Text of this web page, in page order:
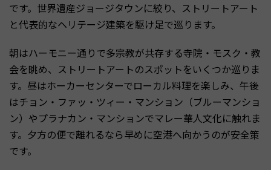
です。世界遺産ジョージタウンに絞り、ストリートアート
と代表的なヘリテージ建築を駆け足で巡ります。
朝はハーモニー通りで多宗教が共存する寺院・モスク・教
会を眺め、ストリートアートのスポットをいくつか巡りま
す。昼はホーカーセンターでローカル料理を楽しみ、午後
はチョン・ファッ・ツィー・マンション（ブルーマンショ
ン）やプラナカン・マンションでマレー華人文化に触れま
す。夕方の便で離れるなら早めに空港へ向かうのが安全策
です。